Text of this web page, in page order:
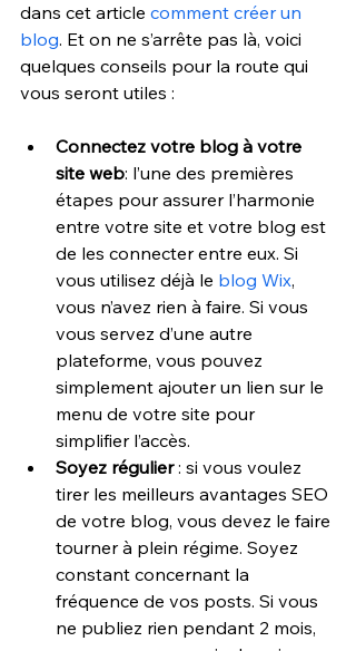
dans cet article comment créer un
blog. Et on ne s’arrête pas là, voici
quelques conseils pour la route qui
vous seront utiles :
Connectez votre blog à votre
site web: l’une des premières
étapes pour assurer l’harmonie
entre votre site et votre blog est
de les connecter entre eux. Si
vous utilisez déjà le blog Wix,
vous n’avez rien à faire. Si vous
vous servez d’une autre
plateforme, vous pouvez
simplement ajouter un lien sur le
menu de votre site pour
simplifier l’accès.
Soyez régulier : si vous voulez
tirer les meilleurs avantages SEO
de votre blog, vous devez le faire
tourner à plein régime. Soyez
constant concernant la
fréquence de vos posts. Si vous
ne publiez rien pendant 2 mois,